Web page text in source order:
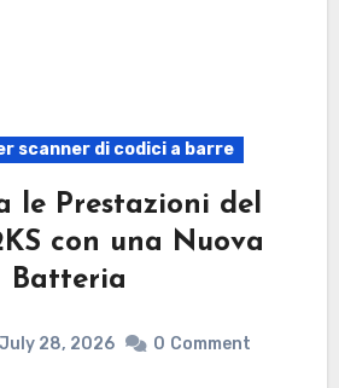
scanner di codici a barre
le Prestazioni del
con una Nuova
Batteria
July 28, 2026 0 Comment